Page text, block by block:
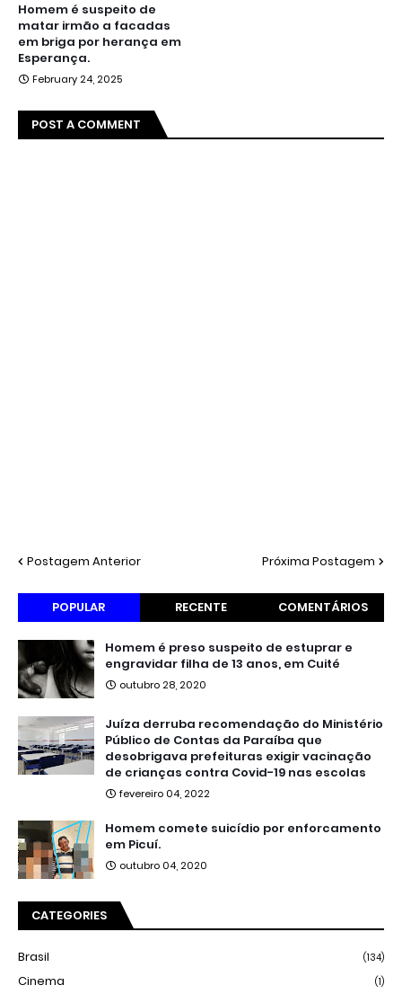
Homem é suspeito de
matar irmão a facadas
em briga por herança em
Esperança.
February 24, 2025
POST A COMMENT
Postagem Anterior Próxima Postagem
POPULAR RECENTE COMENTÁRIOS
Homem é preso suspeito de estuprar e
engravidar filha de 13 anos, em Cuité
outubro 28, 2020
Juíza derruba recomendação do Ministério
Público de Contas da Paraíba que
desobrigava prefeituras exigir vacinação
de crianças contra Covid-19 nas escolas
fevereiro 04, 2022
Homem comete suicídio por enforcamento
em Picuí.
outubro 04, 2020
CATEGORIES
Brasil (134)
Cinema (1)